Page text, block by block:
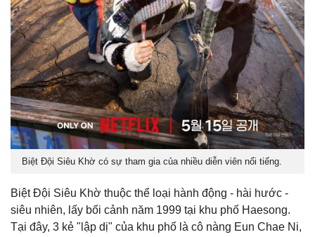
Biệt Đội Siêu Khờ có sự tham gia của nhiều diễn viên nổi tiếng.
Biệt Đội Siêu Khờ thuộc thể loại hành động - hài hước -
siêu nhiên, lấy bối cảnh năm 1999 tại khu phố Haesong.
Tại đây, 3 kẻ "lập dị" của khu phố là cô nàng Eun Chae Ni,